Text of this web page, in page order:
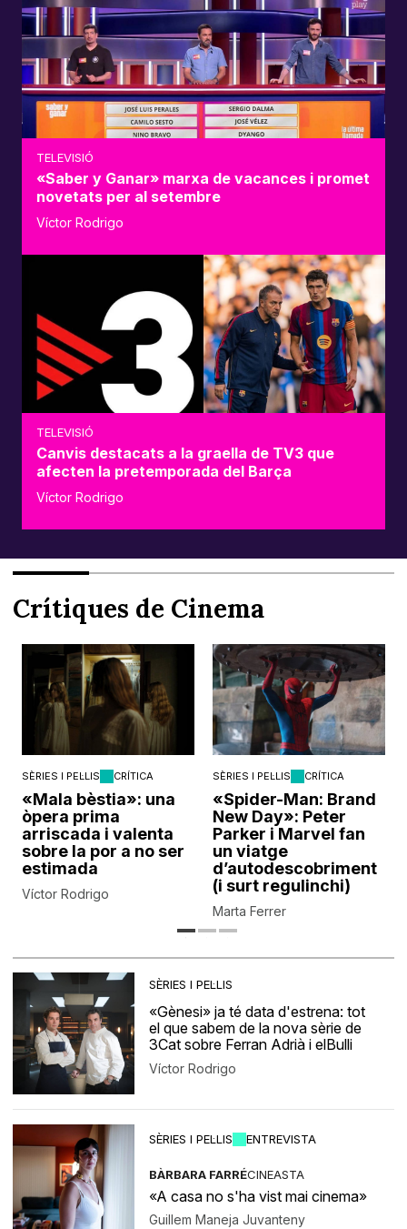
TELEVISIÓ
«Saber y Ganar» marxa de vacances i promet
novetats per al setembre
Víctor Rodrigo
TELEVISIÓ
Canvis destacats a la graella de TV3 que
afecten la pretemporada del Barça
Víctor Rodrigo
Crítiques de Cinema
SÈRIES I PEL·LIS CRÍTICA
«Mala bèstia»: una
òpera prima
arriscada i valenta
sobre la por a no ser
estimada
Víctor Rodrigo
SÈRIES I PEL·LIS CRÍTICA
«Spider-Man: Brand
New Day»: Peter
Parker i Marvel fan
un viatge
d’autodescobriment
(i surt regulinchi)
Marta Ferrer
SÈRIES I PEL·LIS
«Gènesi» ja té data d'estrena: tot
el que sabem de la nova sèrie de
3Cat sobre Ferran Adrià i elBulli
Víctor Rodrigo
SÈRIES I PEL·LIS ENTREVISTA
BÀRBARA FARRÉCINEASTA
«A casa no s'ha vist mai cinema»
Guillem Maneja Juvanteny